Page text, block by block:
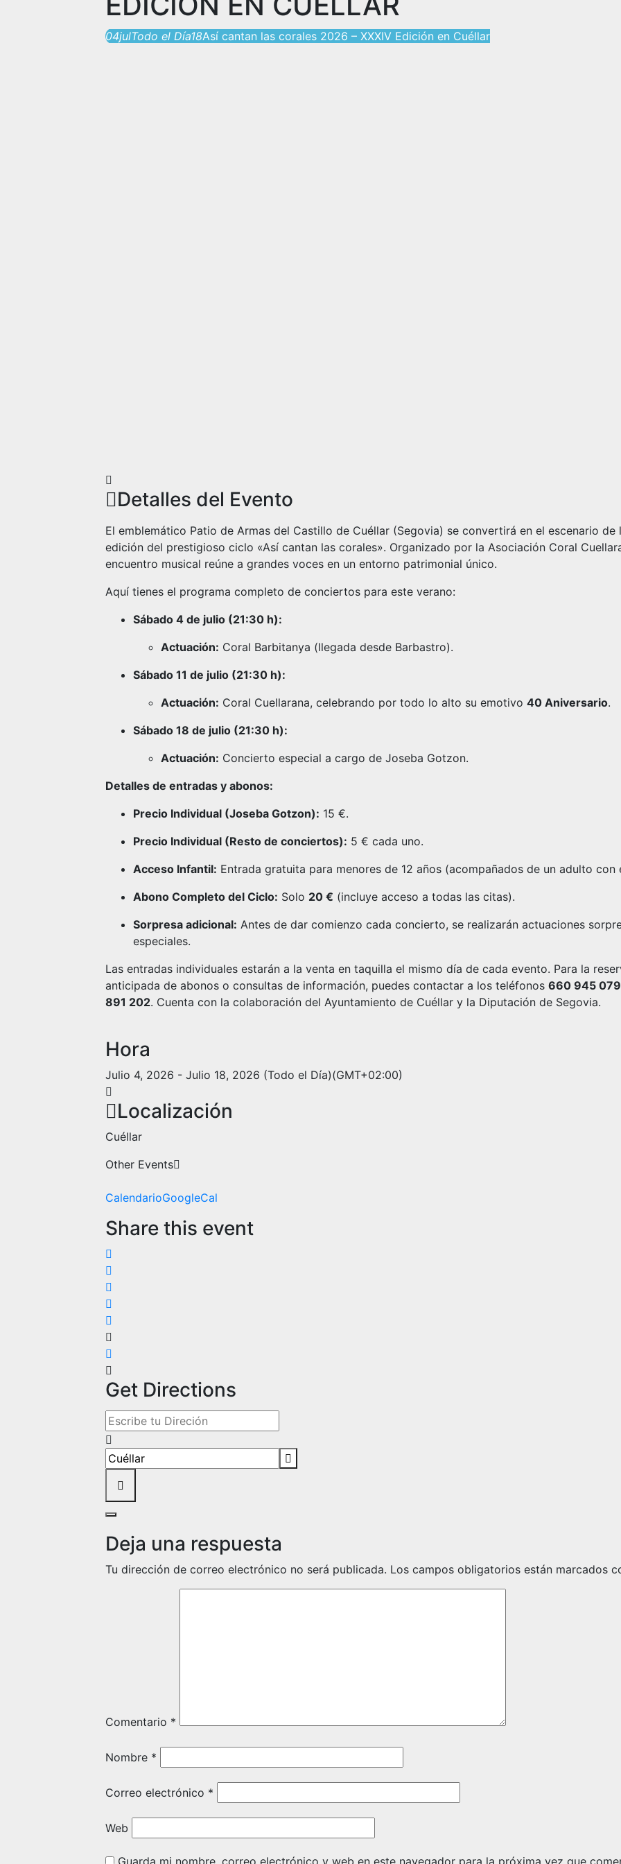
04julTodo el Día18Así cantan las corales 2026 – XXXIV Edición en Cuéllar
Detalles del Evento
El emblemático Patio de Armas del Castillo de Cuéllar (Segovia) se convertirá en el escenario de
edición del prestigioso ciclo «Así cantan las corales». Organizado por la Asociación Coral
encuentro musical reúne a grandes voces en un entorno patrimonial único.
Aquí tienes el programa completo de conciertos para este verano:
Sábado 4 de julio (21:30 h):
Actuación: Coral Barbitanya (llegada desde Barbastro).
Sábado 11 de julio (21:30 h):
Actuación: Coral Cuellarana, celebrando por todo lo alto su emotivo 40 Aniversario.
Sábado 18 de julio (21:30 h):
Actuación: Concierto especial a cargo de Joseba Gotzon.
Detalles de entradas y abonos:
Precio Individual (Joseba Gotzon): 15 €.
Precio Individual (Resto de conciertos): 5 € cada uno.
Acceso Infantil: Entrada gratuita para menores de 12 años (acompañados de un adulto con
Abono Completo del Ciclo: Solo 20 € (incluye acceso a todas las citas).
Sorpresa adicional: Antes de dar comienzo cada concierto, se realizarán actuaciones
especiales.
Las entradas individuales estarán a la venta en taquilla el mismo día de cada evento. Para la
anticipada de abonos o consultas de información, puedes contactar a los teléfonos 660 945 079
891 202. Cuenta con la colaboración del Ayuntamiento de Cuéllar y la Diputación de Segovia.
Hora
Julio 4, 2026 - Julio 18, 2026 (Todo el Día)(GMT+02:00)
Localización
Cuéllar
Other Events
CalendarioGoogleCal
Share this event
Get Directions
Address - Así cantan las corales 2026 – XXXIV Edición en Cuéllar []
Destination Address - Así cantan las corales 2026 – XXXIV Edición en Cuéllar []
Deja una respuesta
Tu dirección de correo electrónico no será publicada. Los campos obligatorios están marcados
Comentario *
Nombre *
Correo electrónico *
Web
Guarda mi nombre, correo electrónico y web en este navegador para la próxima vez que